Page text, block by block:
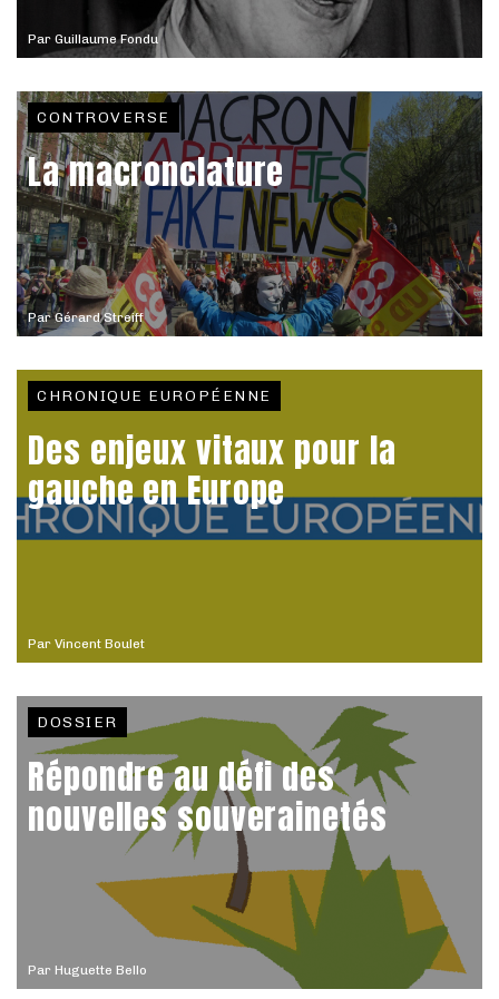
Par Guillaume Fondu
ParGérard Streiff
CONTROVERSE
La macronclature
Par Vincent Boulet
CHRONIQUE EUROPÉENNE
Des enjeux vitaux pour la
gauche en Europe
Par Huguette Bello
DOSSIER
Répondre au défi des
nouvelles souverainetés